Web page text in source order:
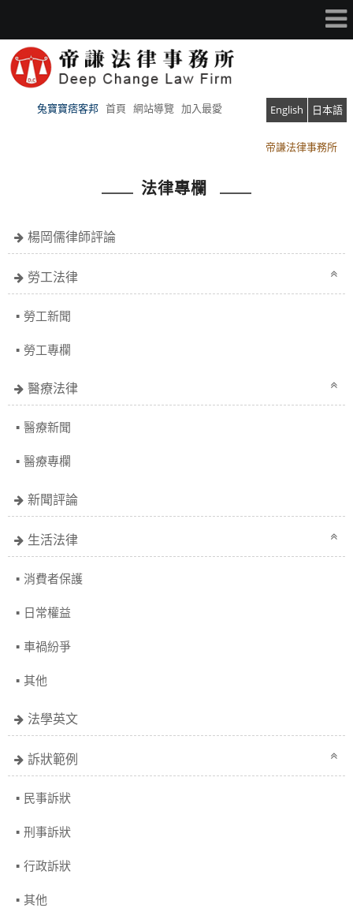
兔寶寶痞客邦 首頁 網站導覽 加入最愛 English
日本語
帝謙法律事務所
法律專欄
楊岡儒律師評論
勞工法律
勞工新聞
勞工專欄
醫療法律
醫療新聞
醫療專欄
新聞評論
生活法律
消費者保護
日常權益
車禍紛爭
其他
法學英文
訴狀範例
民事訴狀
刑事訴狀
行政訴狀
其他